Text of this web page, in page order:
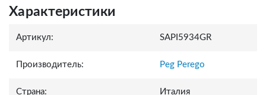
Характеристики
Артикул: SAPI5934GR
Производитель: Peg Perego
Страна: Италия